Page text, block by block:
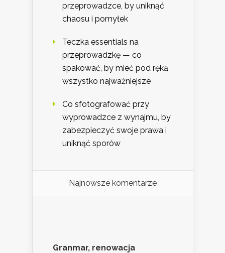
przeprowadzce, by uniknąć
chaosu i pomyłek
Teczka essentials na
przeprowadzkę — co
spakować, by mieć pod ręką
wszystko najważniejsze
Co sfotografować przy
wyprowadzce z wynajmu, by
zabezpieczyć swoje prawa i
uniknąć sporów
Najnowsze komentarze
Granmar, renowacja